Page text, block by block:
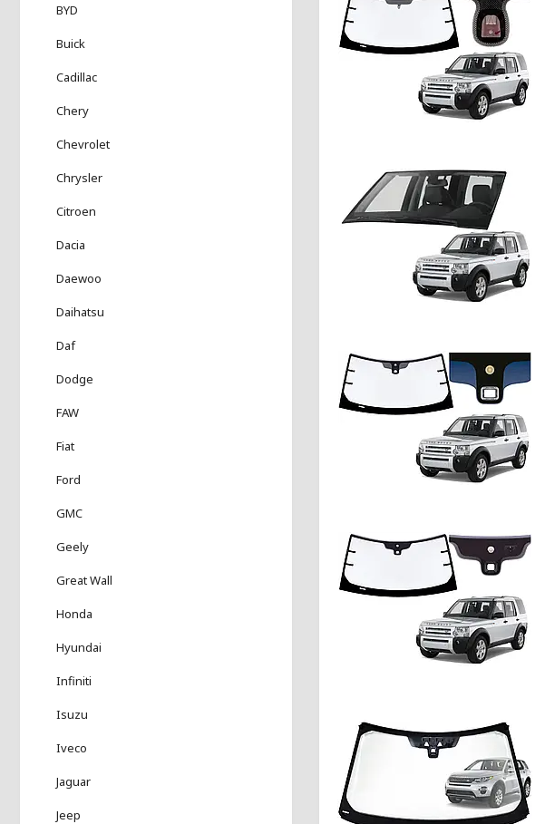
BYD
Buick
Cadillac
Chery
Chevrolet
Chrysler
Citroen
Dacia
Daewoo
Daihatsu
Daf
Dodge
FAW
Fiat
Ford
GMC
Geely
Great Wall
Honda
Hyundai
Infiniti
Isuzu
Iveco
Jaguar
Jeep